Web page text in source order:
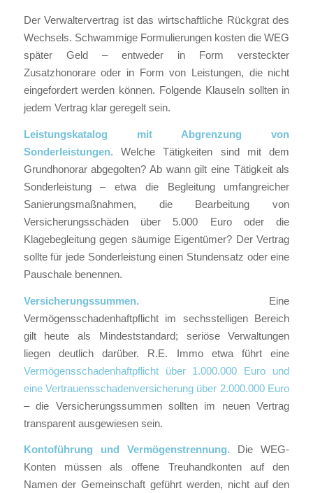
Der Verwaltervertrag ist das wirtschaftliche Rückgrat des
Wechsels. Schwammige Formulierungen kosten die WEG
später Geld – entweder in Form versteckter
Zusatzhonorare oder in Form von Leistungen, die nicht
eingefordert werden können. Folgende Klauseln sollten in
jedem Vertrag klar geregelt sein.
Leistungskatalog mit Abgrenzung von
Sonderleistungen. Welche Tätigkeiten sind mit dem
Grundhonorar abgegolten? Ab wann gilt eine Tätigkeit als
Sonderleistung – etwa die Begleitung umfangreicher
Sanierungsmaßnahmen, die Bearbeitung von
Versicherungsschäden über 5.000 Euro oder die
Klagebegleitung gegen säumige Eigentümer? Der Vertrag
sollte für jede Sonderleistung einen Stundensatz oder eine
Pauschale benennen.
Versicherungssummen. Eine
Vermögensschadenhaftpflicht im sechsstelligen Bereich
gilt heute als Mindeststandard; seriöse Verwaltungen
liegen deutlich darüber. R.E. Immo etwa führt eine
Vermögensschadenhaftpflicht über 1.000.000 Euro und
eine Vertrauensschadenversicherung über 2.000.000 Euro
– die Versicherungssummen sollten im neuen Vertrag
transparent ausgewiesen sein.
Kontoführung und Vermögenstrennung. Die WEG-
Konten müssen als offene Treuhandkonten auf den
Namen der Gemeinschaft geführt werden, nicht auf den